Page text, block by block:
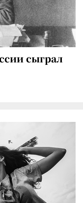
сыграл